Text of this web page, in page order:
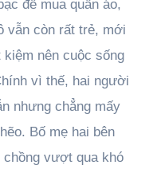
để mua quần áo,
vẫn còn rất trẻ, mới
nên cuộc sống
vì thế, hai người
nhưng chẳng mấy
Bố mẹ hai bên
vượt qua khó